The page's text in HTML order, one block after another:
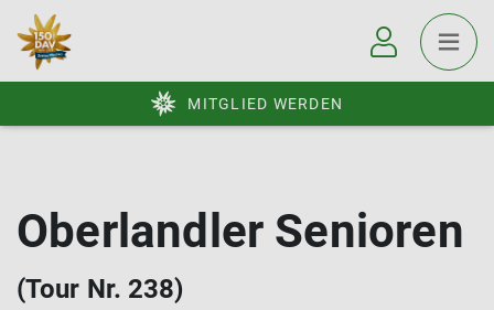
MITGLIED WERDEN
Oberlandler Senioren
(Tour Nr. 238)